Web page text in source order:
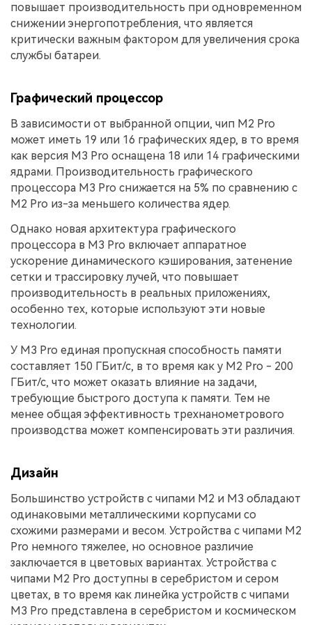
повышает производительность при одновременном
снижении энергопотребления, что является
критически важным фактором для увеличения срока
службы батареи.
Графический процессор
В зависимости от выбранной опции, чип M2 Pro
может иметь 19 или 16 графических ядер, в то время
как версия M3 Pro оснащена 18 или 14 графическими
ядрами. Производительность графического
процессора M3 Pro снижается на 5% по сравнению с
M2 Pro из-за меньшего количества ядер.
Однако новая архитектура графического
процессора в M3 Pro включает аппаратное
ускорение динамического кэширования, затенение
сетки и трассировку лучей, что повышает
производительность в реальных приложениях,
особенно тех, которые используют эти новые
технологии.
У M3 Pro единая пропускная способность памяти
составляет 150 ГБит/с, в то время как у M2 Pro - 200
ГБит/с, что может оказать влияние на задачи,
требующие быстрого доступа к памяти. Тем не
менее общая эффективность трехнанометрового
производства может компенсировать эти различия.
Дизайн
Большинство устройств с чипами M2 и M3 обладают
одинаковыми металлическими корпусами со
схожими размерами и весом. Устройства с чипами M2
Pro немного тяжелее, но основное различие
заключается в цветовых вариантах. Устройства с
чипами M2 Pro доступны в серебристом и сером
цветах, в то время как линейка устройств с чипами
M3 Pro представлена в серебристом и космическом